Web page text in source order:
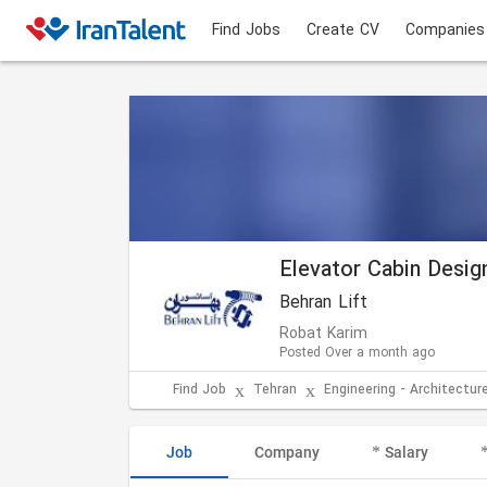
Find Jobs Create CV
Elevator Cabin
Behran Lift
Robat Karim
Posted Over a month ago
Find Job
Tehran Engineering -
Job Company Salary